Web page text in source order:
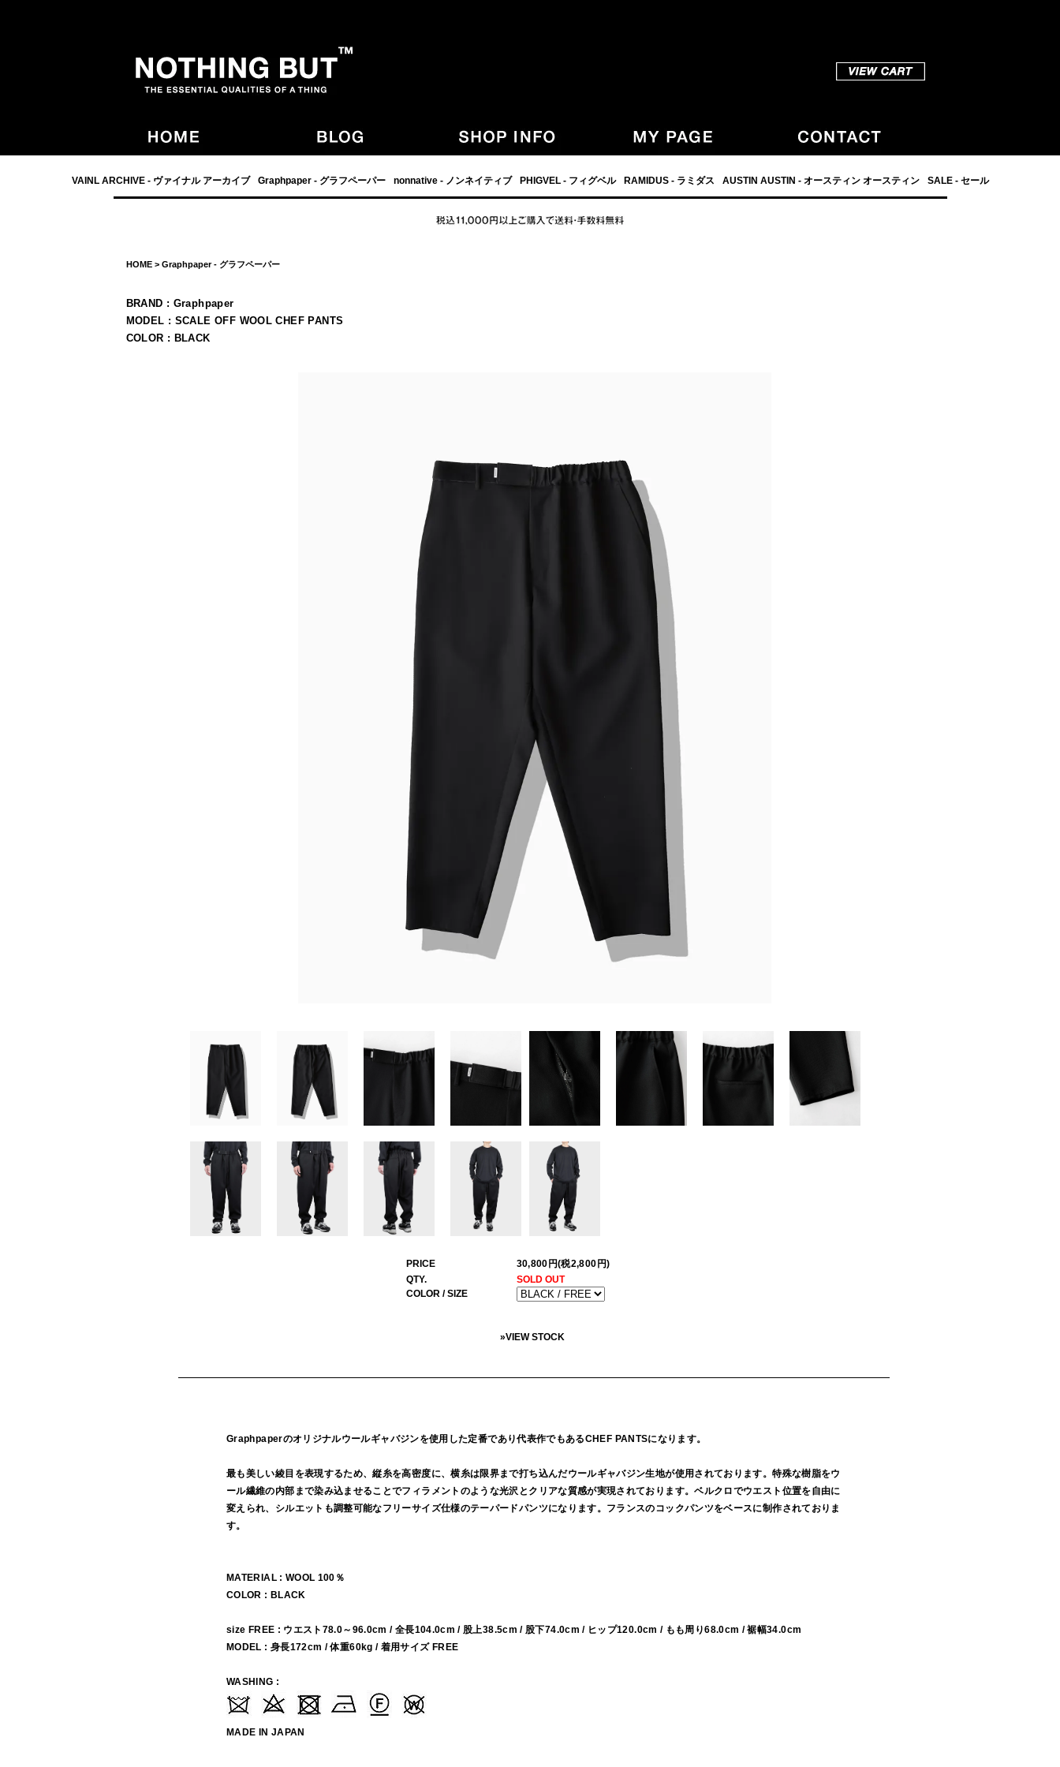
VAINL ARCHIVE - ヴァイナル アーカイブ Graphpaper - グラフペーパー nonnative - ノンネイティブ PHIGVEL - フィグベル RAMIDUS - ラミダス AUSTIN AUSTIN - オースティン オースティン SALE - セール
HOME> Graphpaper - グラフペーパー
BRAND : Graphpaper
MODEL : SCALE OFF WOOL CHEF PANTS
COLOR : BLACK
PRICE
30,800円(税2,800円)
QTY.
SOLD OUT
COLOR / SIZE
»VIEW STOCK
Graphpaperのオリジナルウールギャバジンを使用した定番であり代表作でもあるCHEF PANTSになります。
最も美しい綾目を表現するため、縦糸を高密度に、横糸は限界まで打ち込んだウールギャバジン生地が使用されております。特殊な樹脂をウ
ール繊維の内部まで染み込ませることでフィラメントのような光沢とクリアな質感が実現されております。ベルクロでウエスト位置を自由に
変えられ、シルエットも調整可能なフリーサイズ仕様のテーパードパンツになります。フランスのコックパンツをベースに制作されておりま
す。
MATERIAL : WOOL 100％
COLOR : BLACK
size FREE : ウエスト78.0～96.0cm / 全長104.0cm / 股上38.5cm / 股下74.0cm / ヒップ120.0cm / もも周り68.0cm / 裾幅34.0cm
MODEL : 身長172cm / 体重60kg / 着用サイズ FREE
WASHING :
MADE IN JAPAN